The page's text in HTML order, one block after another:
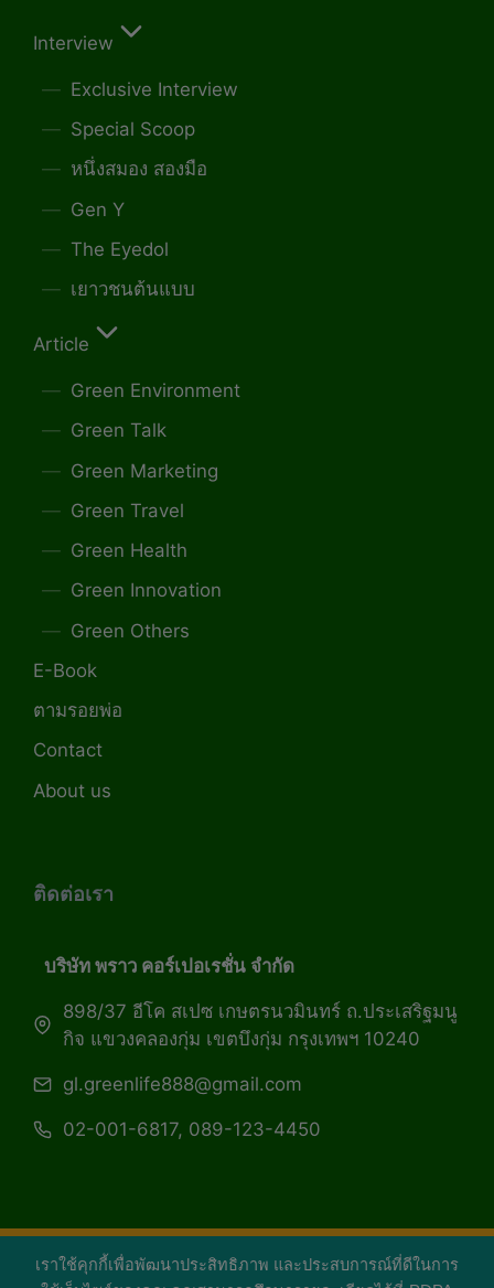
เราใช้คุกกี้เพื่อพัฒนาประสิทธิภาพ และประสบการณ์ที่ดีในการ
Interview
Exclusive Interview
Special Scoop
หนึ่งสมอง สองมือ
Gen Y
The Eyedol
เยาวชนต้นแบบ
Article
Green Environment
Green Talk
Green Marketing
Green Travel
Green Health
Green Innovation
Green Others
E-Book
ตามรอยพ่อ
Contact
About us
ติดต่อเรา
บริษัท พราว คอร์เปอเรชั่น จำกัด
898/37 อีโค สเปซ เกษตรนวมินทร์ ถ.ประเสริฐมนู
กิจ แขวงคลองกุ่ม เขตบึงกุ่ม กรุงเทพฯ 10240
gl.greenlife888@gmail.com
02-001-6817, 089-123-4450
Copyright 2026 — Green Life Plus mag | กรีน